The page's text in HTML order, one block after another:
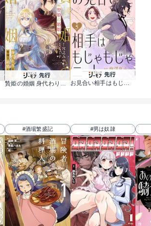
贄姫の婚姻 身代わり王女は帝国で最愛となる
#酒場繁盛記 #男は奴隷